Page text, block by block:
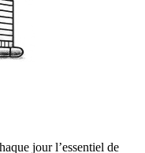
jour l’essentiel de